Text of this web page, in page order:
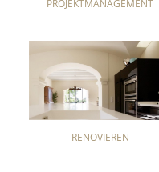
PROJEKTMANAGEMENT
RENOVIEREN